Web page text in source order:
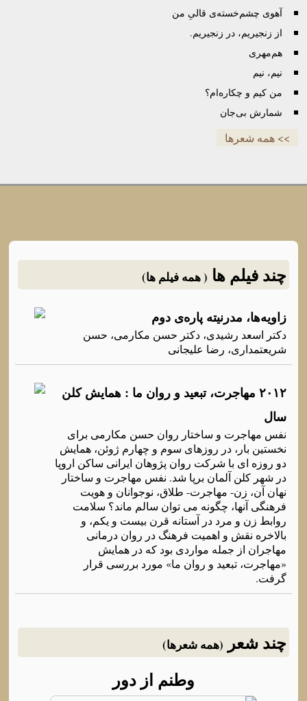
آهوی چشم‌خسته‌ی قالیِ من
از زنجیریم، در زنجیریم.
هم‌مهری
نیم، نیم
من کیم و چکاره‌ام؟
شمارش بی‌جان
>> همه شعرها
چند فیلم ها ( همه فیلم ها)
زاویەها، مدرنیتە پارەی دوم
دکتر اسعد رشیدی، دکتر حسن مکارمی، حسن
شریعتمداری، رضا علیجانی
۲۰۱۲ مهاجرت، تبعيد و روان ما : همایش کلن
سال
نفس مهاجرت و ساختار روان حسن مکارمی برای
نخستين بار، در روزهای سوم و چهارم ژوئن، همايش
دو روزه ای با شرکت روان پژوهان ايرانی ساکن اروپا
در شهر کلن آلمان برپا شد. نفس مهاجرت و ساختار
نهان آن، زن- مهاجرت- طلاق، نوجوانان و هويت
فرهنگی آنها، چگونه می توان سالم ماند؟ سلامت
روابط زن و مرد در آستانه قرن بيست و يکم، و
بالاخره نقش و اهميت فرهنگ در روان درمانی
مهاجران از جمله مواردی بود که در همايش
«مهاجرت، تبعيد و روان ما» مورد بررسی قرار
گرفت.
چند شعر (همه شعرها)
وطنم از دور